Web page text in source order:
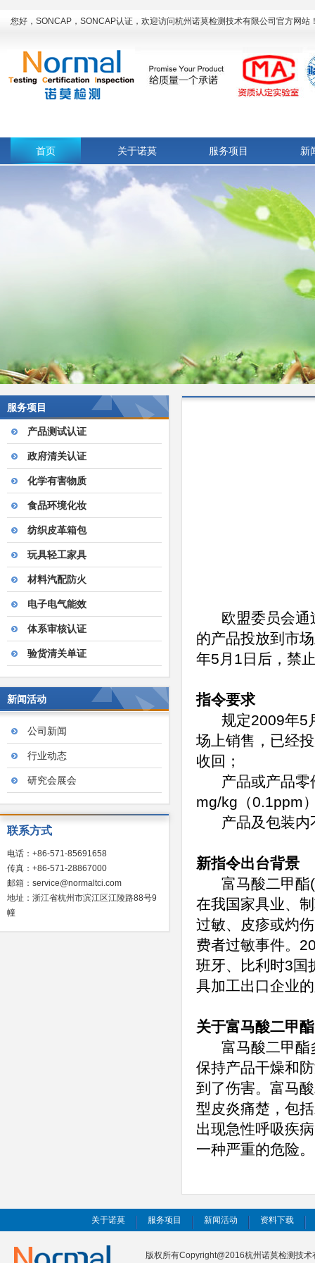
您好，SONCAP，SONCAP认证，欢迎访问杭州诺莫检测技术有限公司官方网站
首页 关于诺莫 服务项目 新
服务项目
产品测试认证
政府清关认证
化学有害物质
食品环境化妆
纺织皮革箱包
玩具轻工家具
材料汽配防火
电子电气能效
体系审核认证
验货清关单证
新闻活动
公司新闻
行业动态
研究会展会
联系方式
电话：+86-571-85691658
传真：+86-571-28867000
邮箱：service@normaltci.com
地址：浙江省杭州市滨江区江陵路88号9
幢
欧盟委员会通
的产品投放到市
年5月1日后，禁
指令要求
规定2009年5月
场上销售，已经
收回；
产品或产品零
mg/kg（0.1ppm
产品及包装内
新指令出台背景
富马酸二甲酯
在我国家具业、
过敏、皮疹或灼
费者过敏事件。
班牙、比利时3国
具加工出口企业
关于富马酸二甲
富马酸二甲酯
保持产品干燥和
到了伤害。富马
型皮炎痛楚，包
出现急性呼吸疾
一种严重的危险。
关于诺莫 服务项目 新闻活动 资料下载
版权所有Copyright@2016杭州诺莫检测技